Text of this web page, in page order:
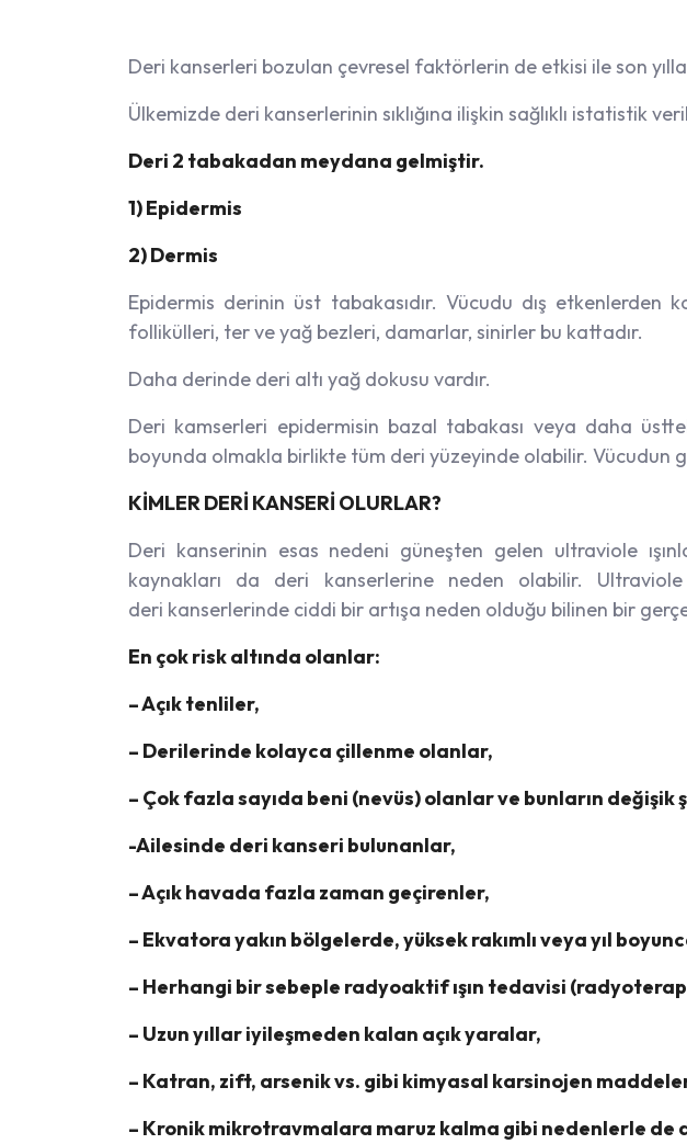
Deri kanserleri bozulan çevresel faktörlerin de etkisi ile son
Ülkemizde deri kanserlerinin sıklığına ilişkin sağlıklı istatistik
Deri 2 tabakadan meydana gelmiştir.
1) Epidermis
2) Dermis
Epidermis derinin üst tabakasıdır. Vücudu dış etkenlerden
follikülleri, ter ve yağ bezleri, damarlar, sinirler bu kattadır.
Daha derinde deri altı yağ dokusu vardır.
Deri kamserleri epidermisin bazal tabakası veya daha
boyunda olmakla birlikte tüm deri yüzeyinde olabilir. Vücudun
KİMLER DERİ KANSERİ OLURLAR?
Deri kanserinin esas nedeni güneşten gelen ultraviole
kaynakları da deri kanserlerine neden olabilir. Ultraviole
deri kanserlerinde ciddi bir artışa neden olduğu bilinen bir
En çok risk altında olanlar:
– Açık tenliler,
– Derilerinde kolayca çillenme olanlar,
– Çok fazla sayıda beni (nevüs) olanlar ve bunların değişik
-Ailesinde deri kanseri bulunanlar,
– Açık havada fazla zaman geçirenler,
– Ekvatora yakın bölgelerde, yüksek rakımlı veya yıl
– Herhangi bir sebeple radyoaktif ışın tedavisi
– Uzun yıllar iyileşmeden kalan açık yaralar,
– Katran, zift, arsenik vs. gibi kimyasal karsinojen
– Kronik mikrotravmalara maruz kalma gibi nedenlerle de